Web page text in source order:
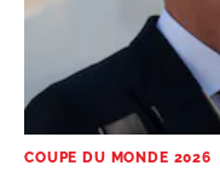
COUPE DU MONDE 2026